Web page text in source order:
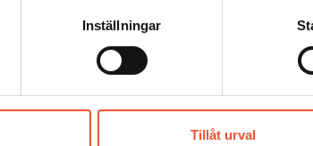
Inställningar
Tillåt urval